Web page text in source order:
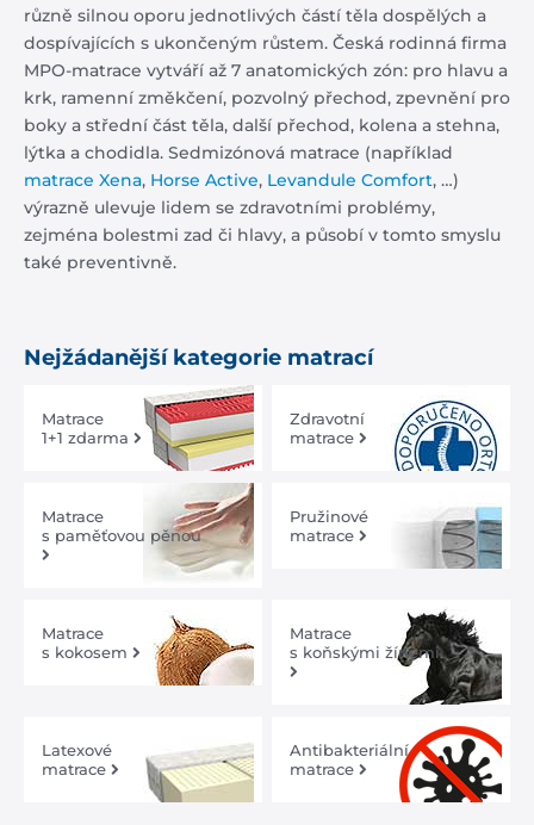
různě silnou oporu jednotlivých částí těla dospělých a
dospívajících s ukončeným růstem. Česká rodinná firma
MPO-matrace vytváří až 7 anatomických zón: pro hlavu a
krk, ramenní změkčení, pozvolný přechod, zpevnění pro
boky a střední část těla, další přechod, kolena a stehna,
lýtka a chodidla. Sedmizónová matrace (například
matrace Xena, Horse Active, Levandule Comfort, …)
výrazně ulevuje lidem se zdravotními problémy,
zejména bolestmi zad či hlavy, a působí v tomto smyslu
také preventivně.
Nejžádanější kategorie matrací
Matrace
1+1 zdarma
Zdravotní
matrace
Matrace
s paměťovou pěnou
Pružinové
matrace
Matrace
s kokosem
Matrace
s koňskými žíněmi
Latexové
matrace
Antibakteriální
matrace